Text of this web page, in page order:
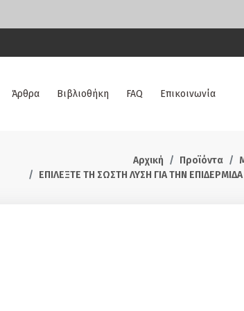
Άρθρα Βιβλιοθήκη FAQ Επικοινωνία
Αρχική Προϊόντα
ΕΠΙΛΕΞΤΕ ΤΗ ΣΩΣΤΗ ΛΥΣΗ ΓΙΑ ΤΗΝ